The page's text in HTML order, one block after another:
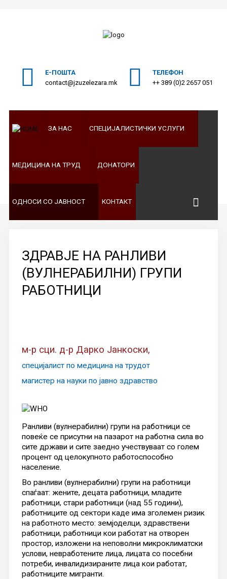
УСЛУГИ
МЕДИЦИНА
ОДНОСИ
СО
Е-ПОШТА
contact@jzuzelezara.mk
ТЕЛЕФОН
++ 389 (0)2 2657 051
ЗА НАС СПЕЦИЈАЛИСТИЧКИ УСЛУГИ
МЕДИЦИНА НА ТРУД ДОНАТОРИ
ОДНОСИ СО ЈАВНОСТ КОНТАКТ
Пребарајте на нашата веб страна
ЗДРАВЈЕ НА РАНЛИВИ
(ВУЛНЕРАБИЛНИ) ГРУПИ
РАБОТНИЦИ
м-р сци. д-р Дарко Јанкоски,
специјалист по медицина на трудот
магистер на науки по јавно здравство
Ранливи (вулнерабилни) групи на работници се
повеќе се присутни на пазарот на работна сила во
сите држави и сите заедно учествуваат со голем
процент од целокупното работоспособно
население.
Во ранливи (вулнерабилни) групи на работници
спаѓаат: жените, децата работници, младите
работници, стари работници (над 55 години),
работниците од сектори каде има зголемен ризик
на работното место: земјоделци, здравствени
работници, работници кои работат на отворен
простор, изложени на неповолни микроклиматски
услови, невработените лица, лицата со посебни
потреби, инвалидизираните лица кои работат,
работниците мигранти.